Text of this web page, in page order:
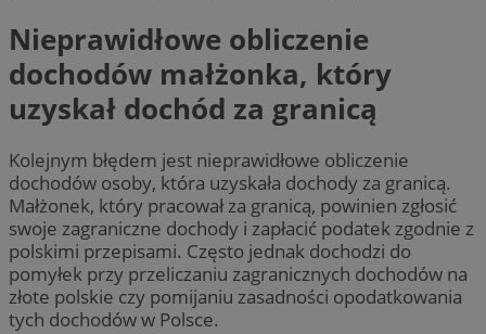
Nieprawidłowe obliczenie
dochodów małżonka, który
uzyskał dochód za granicą
Kolejnym błędem jest nieprawidłowe obliczenie
dochodów osoby, która uzyskała dochody za granicą.
Małżonek, który pracował za granicą, powinien zgłosić
swoje zagraniczne dochody i zapłacić podatek zgodnie z
polskimi przepisami. Często jednak dochodzi do
pomyłek przy przeliczaniu zagranicznych dochodów na
złote polskie czy pomijaniu zasadności opodatkowania
tych dochodów w Polsce.